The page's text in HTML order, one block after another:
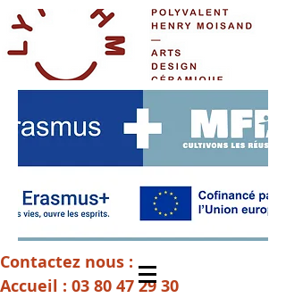
Contactez nous :
Accueil : 03 80 47 29 30